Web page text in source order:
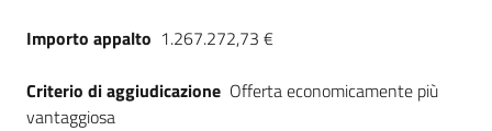
Importo appalto 1.267.272,73 €
Criterio di aggiudicazione Offerta economicamente più
vantaggiosa